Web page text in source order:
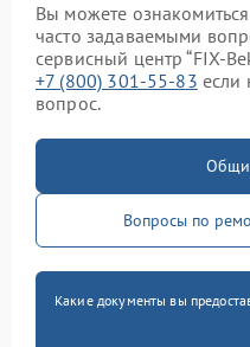
Вы можете
часто задаваемыми
сервисный центр “FIX-
+7 (800) 301-55-83 если
вопрос.
Вопросы по
Какие документы вы